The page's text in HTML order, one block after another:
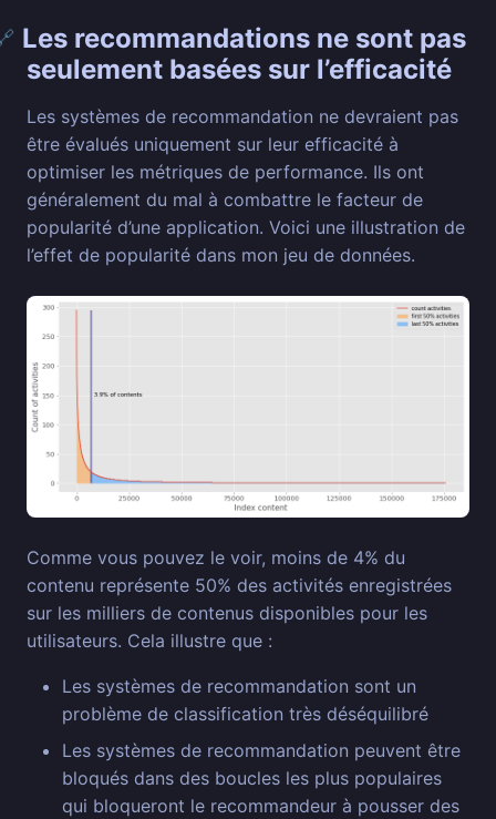
Les recommandations ne sont pas
seulement basées sur l’efficacité
Les systèmes de recommandation ne devraient pas
être évalués uniquement sur leur efficacité à
optimiser les métriques de performance. Ils ont
généralement du mal à combattre le facteur de
popularité d’une application. Voici une illustration de
l’effet de popularité dans mon jeu de données.
Comme vous pouvez le voir, moins de 4% du
contenu représente 50% des activités enregistrées
sur les milliers de contenus disponibles pour les
utilisateurs. Cela illustre que :
Les systèmes de recommandation sont un
problème de classification très déséquilibré
Les systèmes de recommandation peuvent être
bloqués dans des boucles les plus populaires
qui bloqueront le recommandeur à pousser des